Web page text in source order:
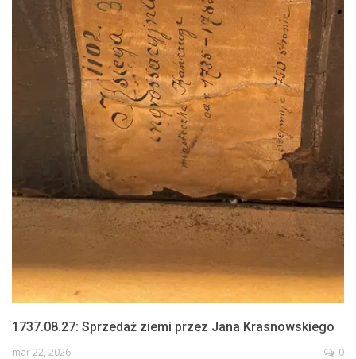
1737.08.27: Sprzedaż ziemi przez Jana Krasnowskiego
mar 22, 2026 0